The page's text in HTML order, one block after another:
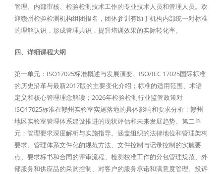
管理、内部审核、检验检测技术工作的专业技术人员和管理人员。欢
迎赣州检验检测机构组团报名，团体参训有助于机构内部统一对标准
的理解认识，形成管理共识，提升培训效果的实际转化率。
四、详细课程大纲
第一单元：ISO17025标准概述与发展演变。ISO/IEC 17025国际标准
的历史沿革与最新2017版的主要变化介绍；标准的适用范围、术语
定义和核心管理理念解读；2026年检验检测行业监管政策对
ISO17025标准在赣州实验室实施落地的具体影响和要求分析；赣州
地区实验室管理体系建设推进的现状评估和未来发展趋势。第二单
元：管理要求深度解析与实施指导。涵盖组织的法律地位和管理架构
要求、管理体系文件化的规范方法、文件控制与记录控制的实施要
点、要求标书和合同的评审流程、检测校准工作的分包管理规范、外
部服务和供应品的采购控制、对客户的服务承诺和满意度管理、投诉